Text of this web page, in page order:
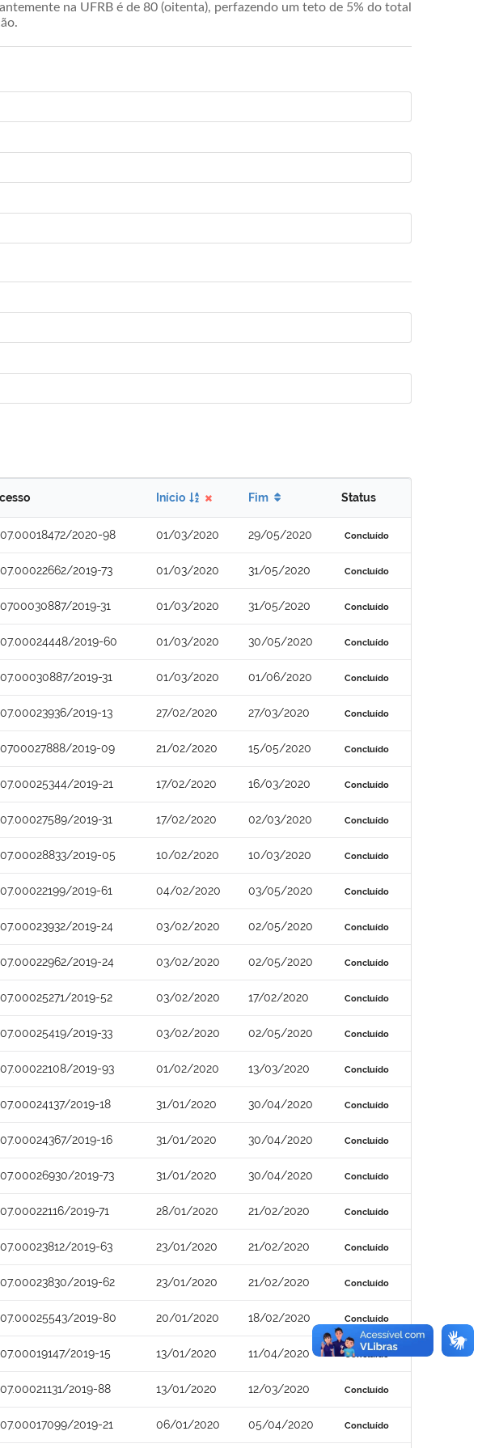
na UFRB é de 80 (oitenta), perfazendo um teto de 5% do total
Início Fim Status
2020-98 01/03/2020 29/05/2020 Concluído
2019-73 01/03/2020 31/05/2020 Concluído
2019-31 01/03/2020 31/05/2020 Concluído
2019-60 01/03/2020 30/05/2020 Concluído
2019-31 01/03/2020 01/06/2020 Concluído
2019-13 27/02/2020 27/03/2020 Concluído
2019-09 21/02/2020 15/05/2020 Concluído
2019-21 17/02/2020 16/03/2020 Concluído
2019-31 17/02/2020 02/03/2020 Concluído
2019-05 10/02/2020 10/03/2020 Concluído
2019-61 04/02/2020 03/05/2020 Concluído
2019-24 03/02/2020 02/05/2020 Concluído
2019-24 03/02/2020 02/05/2020 Concluído
2019-52 03/02/2020 17/02/2020 Concluído
2019-33 03/02/2020 02/05/2020 Concluído
2019-93 01/02/2020 13/03/2020 Concluído
2019-18 31/01/2020 30/04/2020 Concluído
2019-16 31/01/2020 30/04/2020 Concluído
2019-73 31/01/2020 30/04/2020 Concluído
2019-71 28/01/2020 21/02/2020 Concluído
2019-63 23/01/2020 21/02/2020 Concluído
2019-62 23/01/2020 21/02/2020 Concluído
2019-80 20/01/2020 18/02/2020 Concluído
2019-15 13/01/2020 11/04/2020 Concluído
2019-88 13/01/2020 12/03/2020 Concluído
2019-21 06/01/2020 05/04/2020 Concluído